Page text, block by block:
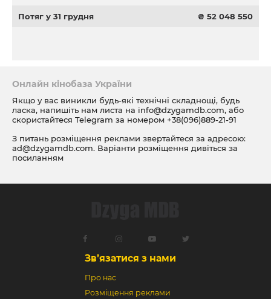
Потяг у 31 грудня ₴ 52 048 550
Онлайн кінобаза України
Якщо у вас виникли будь-які технічні складнощі, будь
ласка, напишіть нам листа на info@dzygamdb.com, або
скористайтеся Telegram за номером +38(096)889-21-91
З питань розміщення реклами звертайтеся за адресою:
ad@dzygamdb.com. Варіанти розміщення дивіться за
посиланням
Зв’язатися з нами
Про нас
Розміщення реклами